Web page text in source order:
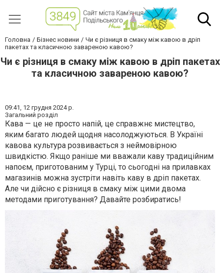
Головна Бізнес новини
Чи є різниця в смаку між кавою в дріп
пакетах та класичною завареною кавою?
Чи є різниця в смаку між кавою в дріп пакетах
та класичною завареною кавою?
09:41, 12 грудня 2024 р.
Загальний розділ
Кава — це не просто напій, це справжнє мистецтво,
яким багато людей щодня насолоджуються. В Україні
кавова культура розвивається з неймовірною
швидкістю. Якщо раніше ми вважали каву традиційним
напоєм, приготованим у Турці, то сьогодні на прилавках
магазинів можна зустріти навіть каву в дріп пакетах.
Але чи дійсно є різниця в смаку між цими двома
методами приготування? Давайте розбиратись!